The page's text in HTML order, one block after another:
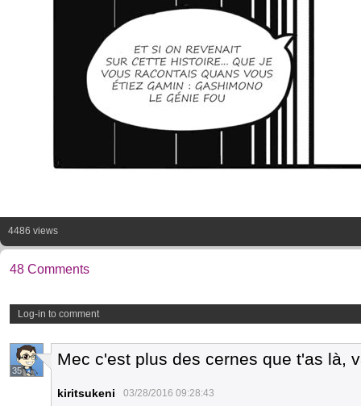
4486 views
48 Comments
Log-in to comment
35
Mec c'est plus des cernes que t'as là,
kiritsukeni 03/28/2016 09:28:43